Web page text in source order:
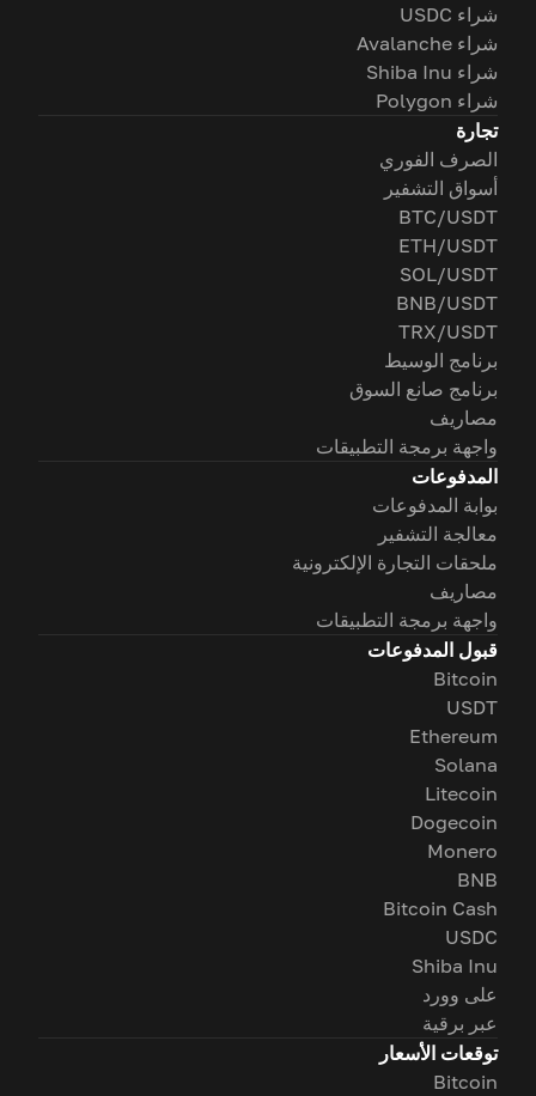
شراء USDC
شراء Avalanche
شراء Shiba Inu
شراء Polygon
تجارة
الصرف الفوري
أسواق التشفير
BTC/USDT
ETH/USDT
SOL/USDT
BNB/USDT
TRX/USDT
برنامج الوسيط
برنامج صانع السوق
مصاريف
واجهة برمجة التطبيقات
المدفوعات
بوابة المدفوعات
معالجة التشفير
ملحقات التجارة الإلكترونية
مصاريف
واجهة برمجة التطبيقات
قبول المدفوعات
Bitcoin
USDT
Ethereum
Solana
Litecoin
Dogecoin
Monero
BNB
Bitcoin Cash
USDC
Shiba Inu
على وورد
عبر برقية
توقعات الأسعار
Bitcoin